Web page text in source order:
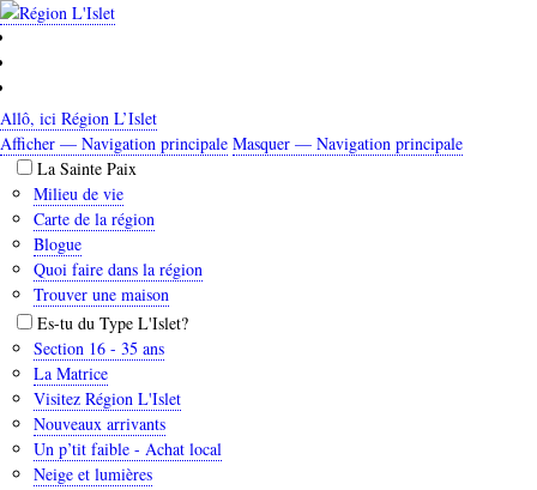
Aller
au
contenu
principal
Allô, ici Région L’Islet
Navigation
principale
Afficher — Navigation principale Masquer — Navigation principale
La Sainte Paix
Milieu de vie
Carte de la région
Blogue
Quoi faire dans la région
Trouver une maison
Es-tu du Type L'Islet?
Section 16 - 35 ans
La Matrice
Visitez Région L'Islet
Nouveaux arrivants
Un p’tit faible - Achat local
Neige et lumières